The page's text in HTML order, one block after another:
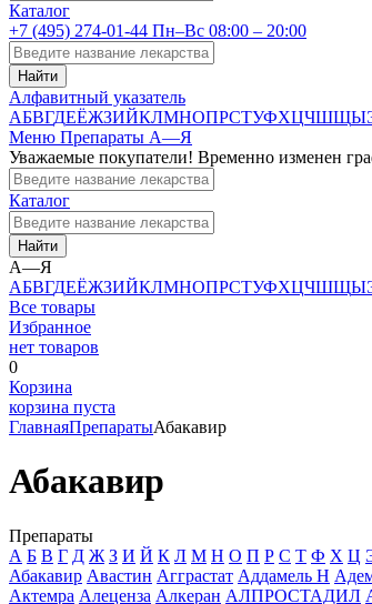
Каталог
+7 (495) 274-01-44 Пн–Вс 08:00 – 20:00
Найти
Алфавитный указатель
АБВГДЕЁЖЗИЙКЛМНОПРСТУФХЦЧШЩЫ
Меню Препараты А—Я
Уважаемые покупатели! Временно изменен
Каталог
Найти
А—Я
АБВГДЕЁЖЗИЙКЛМНОПРСТУФХЦЧШЩЫ
Все товары
Избранное
нет товаров
0
Корзина
корзина пуста
ГлавнаяПрепаратыАбакавир
Абакавир
Препараты
А Б В Г Д Ж З И Й К Л М Н О П Р С Т Ф Х Ц
Абакавир Авастин Агграстат Аддамель Н
Актемра Алеценза Алкеран АЛПРОСТАДИЛ